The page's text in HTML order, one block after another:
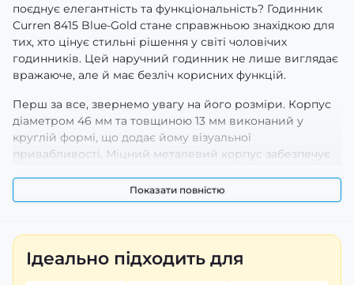
поєднує елегантність та функціональність? Годинник
Curren 8415 Blue-Gold стане справжньою знахідкою для
тих, хто цінує стильні рішення у світі чоловічих
годинників. Цей наручний годинник не лише виглядає
вражаюче, але й має безліч корисних функцій.
Перш за все, звернемо увагу на його розміри. Корпус
діаметром 46 мм та товщиною 13 мм виконаний у
круглій формі, що додає йому візуальної
привабливості. Міцний металевий корпус забезпечує
зазначити водонепроникність до 30 м — ви можете
бути впевнені в тому, що ваш годинник витримає
Ремінець цього чудового чоловічого годинника на руку
також виконаний з металу та має ширину 24 мм. Він
Показати повністю
Ідеально підходить для